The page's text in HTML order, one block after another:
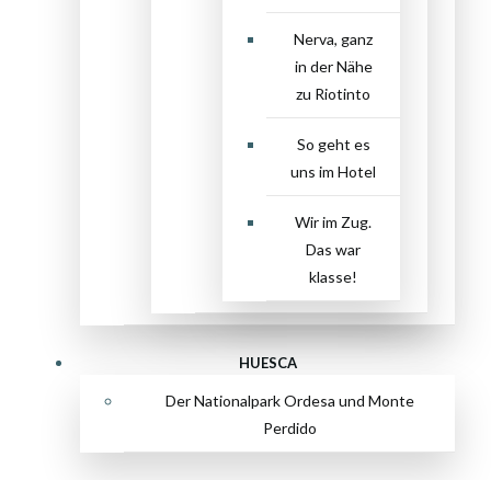
Nerva, ganz
in der Nähe
zu Riotinto
So geht es
uns im Hotel
Wir im Zug.
Das war
klasse!
HUESCA
Der Nationalpark Ordesa und Monte
Perdido